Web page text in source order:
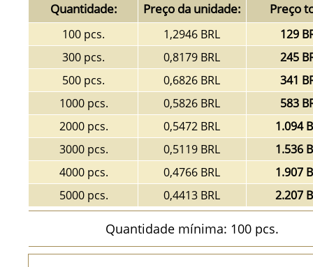
Quantidade: Preço da unidade: Preço
100 pcs. 1,2946 BRL
129
300 pcs.
0,8179 BRL
245
500 pcs.
0,6826 BRL
341
1000 pcs.
0,5826 BRL
583
2000 pcs.
0,5472 BRL
1.094
3000 pcs.
0,5119 BRL
1.536
4000 pcs.
0,4766 BRL
1.907
5000 pcs.
0,4413 BRL 2.207
Quantidade mínima: 100 pcs.